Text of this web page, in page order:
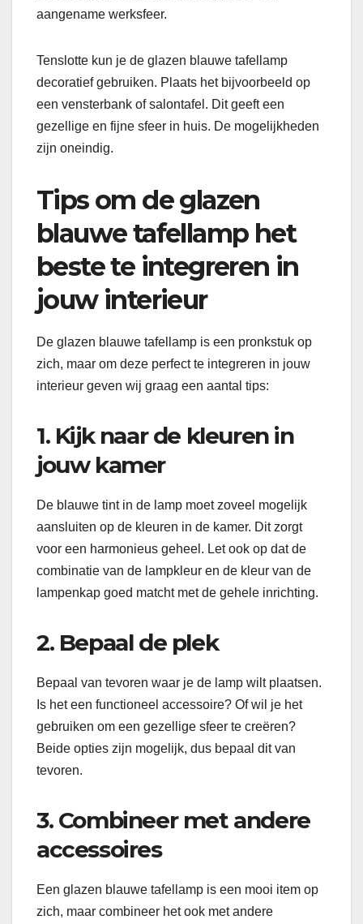
aangename werksfeer.
Tenslotte kun je de glazen blauwe tafellamp
decoratief gebruiken. Plaats het bijvoorbeeld op
een vensterbank of salontafel. Dit geeft een
gezellige en fijne sfeer in huis. De mogelijkheden
zijn oneindig.
Tips om de glazen
blauwe tafellamp het
beste te integreren in
jouw interieur
De glazen blauwe tafellamp is een pronkstuk op
zich, maar om deze perfect te integreren in jouw
interieur geven wij graag een aantal tips:
1. Kijk naar de kleuren in
jouw kamer
De blauwe tint in de lamp moet zoveel mogelijk
aansluiten op de kleuren in de kamer. Dit zorgt
voor een harmonieus geheel. Let ook op dat de
combinatie van de lampkleur en de kleur van de
lampenkap goed matcht met de gehele inrichting.
2. Bepaal de plek
Bepaal van tevoren waar je de lamp wilt plaatsen.
Is het een functioneel accessoire? Of wil je het
gebruiken om een gezellige sfeer te creëren?
Beide opties zijn mogelijk, dus bepaal dit van
tevoren.
3. Combineer met andere
accessoires
Een glazen blauwe tafellamp is een mooi item op
zich, maar combineer het ook met andere